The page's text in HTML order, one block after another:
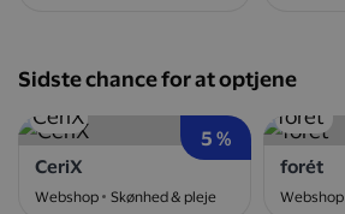
Sidste chance for at optjene
5 %
CeriX
Webshop Skønhed & pleje
forét
Webshop